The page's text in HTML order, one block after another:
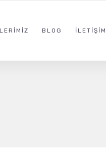
BLOG İLETIŞIM